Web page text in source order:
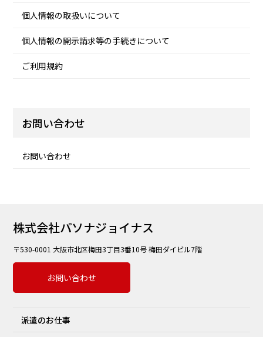
個人情報の取扱いについて
個人情報の開示請求等の手続きについて
ご利用規約
お問い合わせ
お問い合わせ
株式会社パソナジョイナス
〒530-0001 大阪市北区梅田3丁目3番10号 梅田ダイビル7階
お問い合わせ
派遣のお仕事